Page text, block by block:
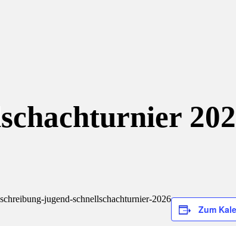
jugend-schnellschachturnier-2026
Zum